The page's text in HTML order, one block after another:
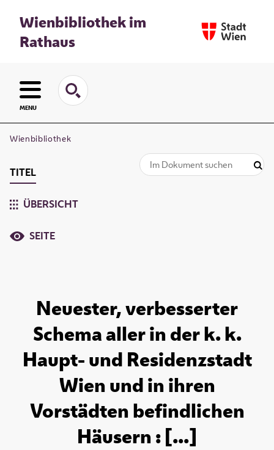
Wienbibliothek im
Rathaus
MENU
Wienbibliothek
TITEL
ÜBERSICHT
SEITE
Neuester, verbesserter
Schema aller in der k. k.
Haupt- und Residenzstadt
Wien und in ihren
Vorstädten befindlichen
Häusern : [...]